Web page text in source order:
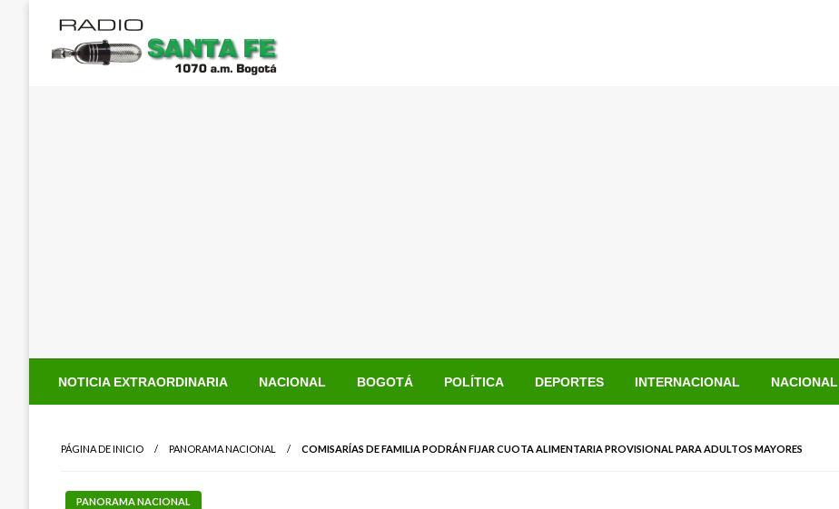
contenido
NOTICIA EXTRAORDINARIA NACIONAL BOGOTÁ POLÍTICA DEPORTES INTERNACIONAL NACIONAL
PÁGINA DE INICIO PANORAMA NACIONAL COMISARÍAS DE FAMILIA PODRÁN FIJAR CUOTA ALIMENTARIA PROVISIONAL PARA ADULTOS MAYORES
PANORAMA NACIONAL